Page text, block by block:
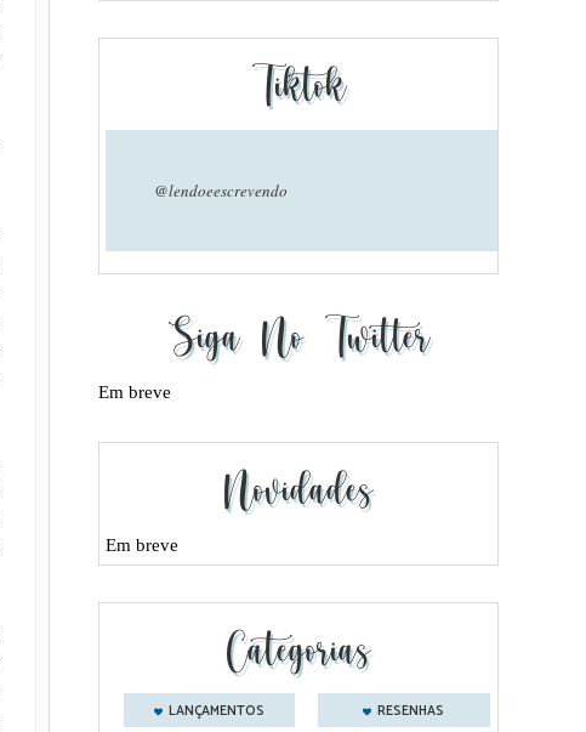
Tiktok
@lendoeescrevendo
Siga No Twitter
Em breve
Novidades
Em breve
Categorias
LANÇAMENTOS RESENHAS